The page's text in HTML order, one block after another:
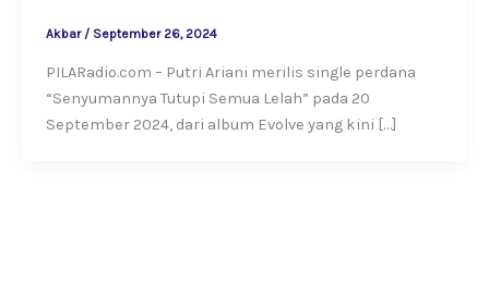
Akbar / September 26, 2024
PILARadio.com – Putri Ariani merilis single perdana
“Senyumannya Tutupi Semua Lelah” pada 20
September 2024, dari album Evolve yang kini […]